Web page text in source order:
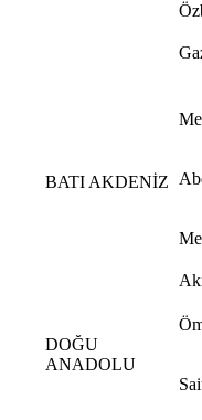
BATI AKDENİZ
DOĞU
ANADOLU